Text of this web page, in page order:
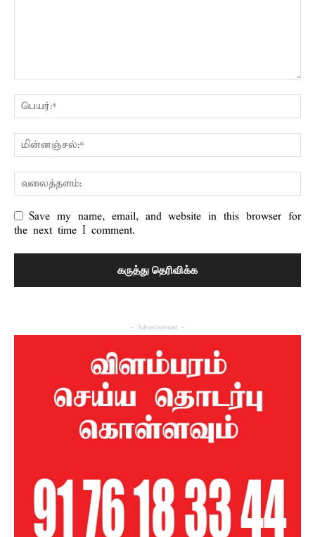
Save my name, email, and website in this browser for
the next time I comment.
- Advertisement -